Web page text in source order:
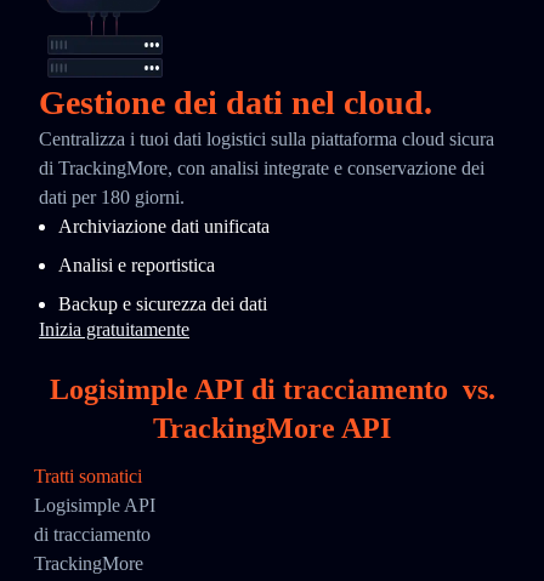
Gestione dei dati nel cloud.
Centralizza i tuoi dati logistici sulla piattaforma cloud sicura
di TrackingMore, con analisi integrate e conservazione dei
dati per 180 giorni.
Archiviazione dati unificata
Analisi e reportistica
Backup e sicurezza dei dati
Inizia gratuitamente
Logisimple API di tracciamento vs.
TrackingMore API
Tratti somatici
Logisimple API
di tracciamento
TrackingMore